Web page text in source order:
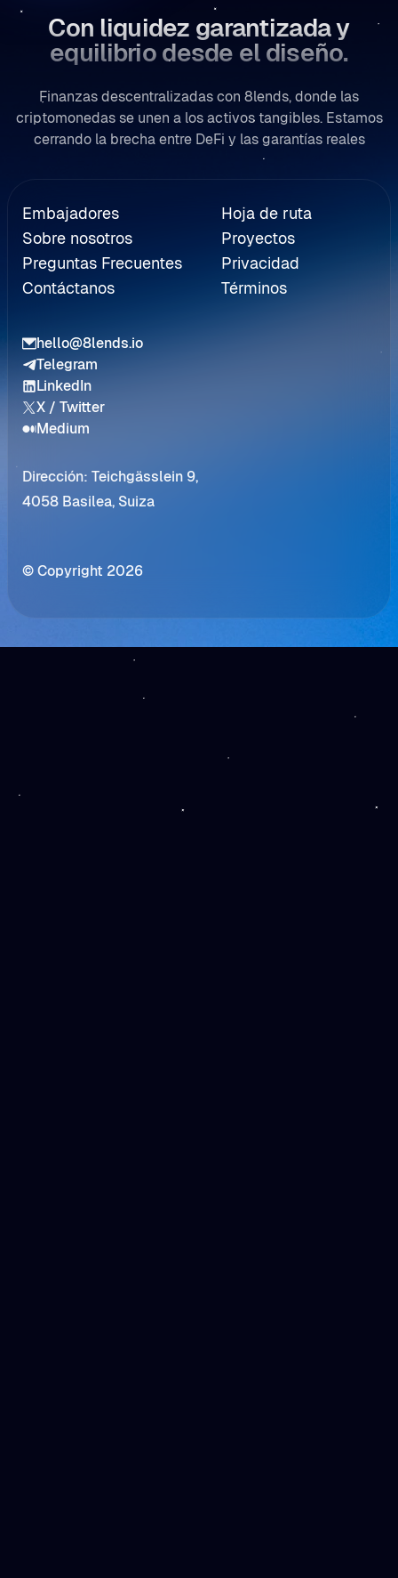
Con liquidez garantizada y
equilibrio desde el diseño.
Finanzas descentralizadas con 8lends, donde las
criptomonedas se unen a los activos tangibles. Estamos
cerrando la brecha entre DeFi y las garantías reales
Embajadores
Sobre nosotros
Preguntas Frecuentes
Contáctanos
Hoja de ruta
Proyectos
Privacidad
Términos
hello@8lends.io
Telegram
LinkedIn
X / Twitter
Medium
Dirección: Teichgässlein 9,
4058 Basilea, Suiza
© Copyright 2026